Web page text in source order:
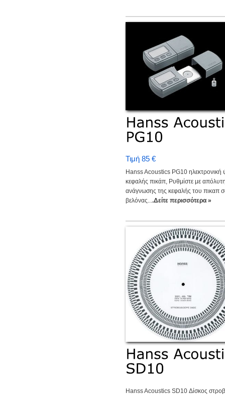
Τιμή 85 €
Hanss Acoustics PG10
κεφαλής πικάπ, Ρυθμίστε με
ανάγνωσης της κεφαλής του πικαπ
βελόνας....Δείτε περισσότερα »
Hanss Acoustics SD10 Δίσκος